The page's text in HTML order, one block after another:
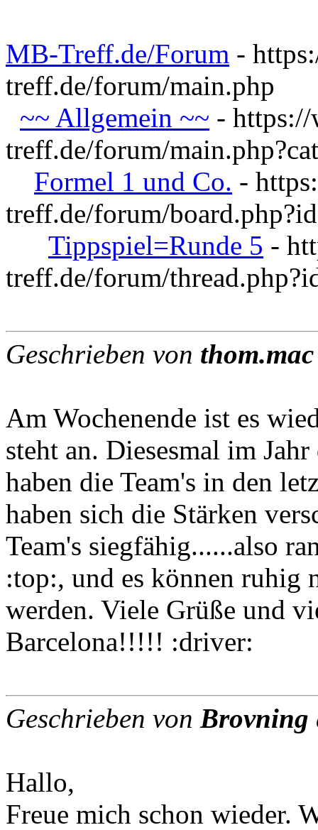
MB-Treff.de/Forum -
treff.de/forum/main.php
~~ Allgemein ~~ -
treff.de/forum/
Formel 1 und Co. -
treff.de/forum/
Tippspiel=Runde 5 -
treff.de/forum/
Geschrieben von thom.mac
Am Wochenende ist es
steht an. Diesesmal im
haben die Team's in den
haben sich die Stärken
Team's siegfähig......also
:top:, und es können ruhig
werden. Viele Grüße und
Barcelona!!!!! :driver:
Geschrieben von Brovning
Hallo,
Freue mich schon wieder.